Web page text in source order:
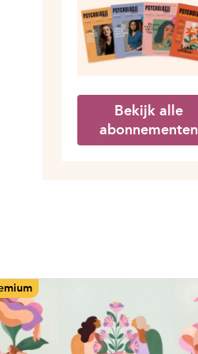
Bekijk alle
abonnementen